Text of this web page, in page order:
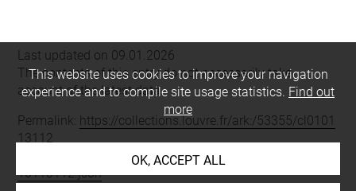
Last updated on 09.01.2026
The contents of this entry do not necessarily take
account of the latest data.
Permalink: https://collections.louvre.fr/ark:/53355/cl0101
13112
https://collections.louvre.fr/ark:/53355/cl0
10113112.json
This website uses cookies to improve your navigation
experience and to compile site usage statistics. Find out
more
OK, ACCEPT ALL